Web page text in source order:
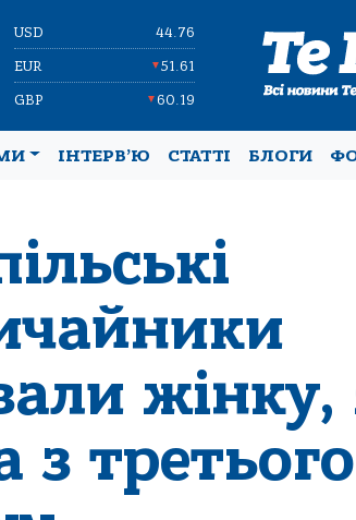
USD 44.76
EUR ▼51.61
GBP ▼60.19
ІНТЕРВ’Ю СТАТТІ БЛОГИ
жінку,
з третього